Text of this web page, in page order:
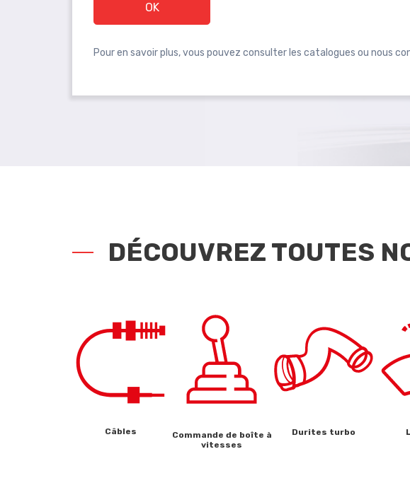
OK
Pour en savoir plus, vous pouvez consulter les catalogues ou nous
DÉCOUVREZ TOUTES
Câbles
Commande de boîte à
vitesses
Durites turbo